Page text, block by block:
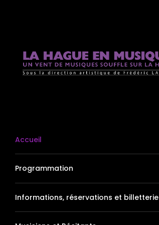
Accueil
Programmation
Informations, réservations et billetterie